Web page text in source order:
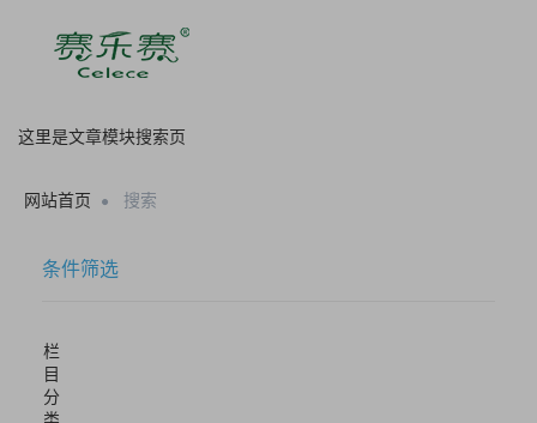
这里是文章模块搜索页
网站首页 搜索
条件筛选
栏
目
分